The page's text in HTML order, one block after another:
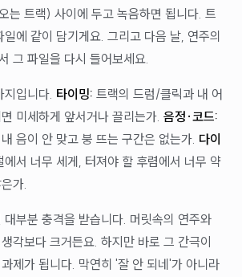
는 트랙) 사이에 두고 녹음하면 됩니다. 트
에 같이 담기게요. 그리고 다음 날, 연주의
그 파일을 다시 들어보세요.
입니다. 타이밍: 트랙의 드럼/클릭과 내 어
미세하게 앞서거나 끌리는가. 음정·코드:
음이 안 맞고 붕 뜨는 구간은 없는가. 다이
에서 너무 세게, 터져야 할 후렴에서 너무 약
가.
부분 충격을 받습니다. 머릿속의 연주와
각보다 크거든요. 하지만 바로 그 간극이
제가 됩니다. 막연히 '잘 안 되네'가 아니라